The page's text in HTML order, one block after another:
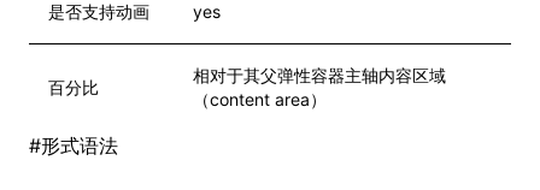
是否支持动画 yes
百分比
相对于其父弹性容器主轴内容区域
（content area）
#形式语法